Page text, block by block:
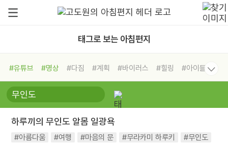
태그로 보는 아침편지
#유튜브 #명상 #다짐 #계획 #바이러스 #힐링
#아이들
#비전캠프
#독서캠프 #삶
#희망
#나눔 #친구 #링컨학교
#독서
#건강 #면역력
하루끼의 무인도 알몸 일광욕
#아름다움 #여행 #마음의 문 #무라카미 하루키 #무인도